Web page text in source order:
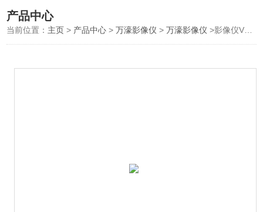
产品中心
当前位置： 主页 > 产品中心 >万濠影像仪 >万濠影像仪 >影像仪VMS-2010G